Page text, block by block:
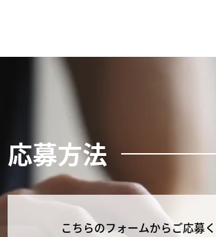
応募方法
こちらのフォームからご応募